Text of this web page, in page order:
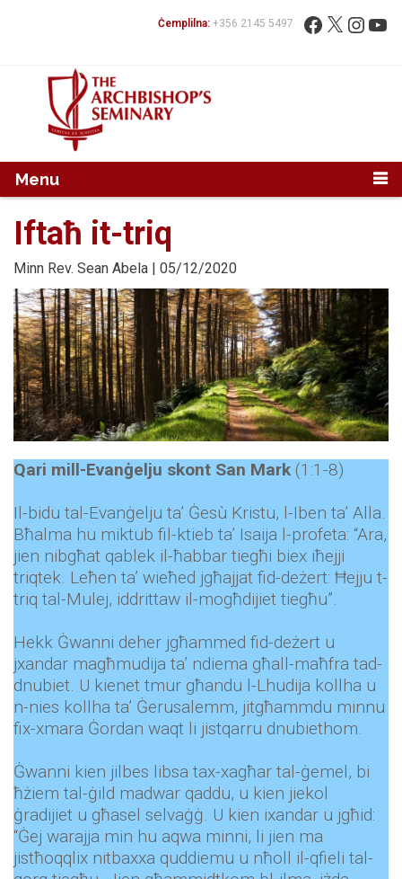
Fittex: Facebook
X
Ċemplilna: +356 2145 5497
Menu
Iftaħ it-triq
Minn Rev. Sean Abela | 05/12/2020
Qari mill-Evanġelju skont San Mark (1:1-8)
Il-bidu tal-Evanġelju ta’ Ġesù Kristu, l-Iben ta’ Alla.
Bħalma hu miktub fil-ktieb ta’ Isaija l-profeta: “Ara,
jien nibgħat qablek il-ħabbar tiegħi biex iħejji
triqtek. Leħen ta’ wieħed jgħajjat fid-deżert: Ħejju t-
triq tal-Mulej, iddrittaw il-mogħdijiet tiegħu”.
Hekk Ġwanni deher jgħammed fid-deżert u
jxandar magħmudija ta’ ndiema għall-maħfra tad-
dnubiet. U kienet tmur għandu l-Lhudija kollha u
n-nies kollha ta’ Ġerusalemm, jitgħammdu minnu
fix-xmara Ġordan waqt li jistqarru dnubiethom.
Ġwanni kien jilbes libsa tax-xagħar tal-ġemel, bi
ħżiem tal-ġild madwar qaddu, u kien jiekol
ġradijiet u għasel selvaġġ. U kien ixandar u jgħid:
“Ġej warajja min hu aqwa minni, li jien ma
jistħoqqlix nitbaxxa quddiemu u nħoll il-qfieli tal-